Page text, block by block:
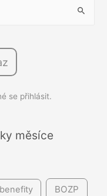
se přihlásit.
měsíce
benefity BOZP